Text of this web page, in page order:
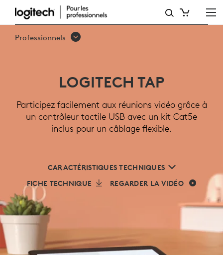
CONTRÔLEUR
TACTILE
LES
SALLES
RÉUNION
Professionnels
LOGITECH TAP
Participez facilement aux réunions vidéo grâce à
un contrôleur tactile USB avec un kit Cat5e
inclus pour un câblage flexible.
CARACTÉRISTIQUES TECHNIQUES
FICHE TECHNIQUE
REGARDER LA VIDÉO